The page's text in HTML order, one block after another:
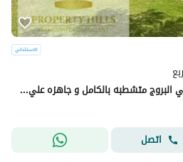
افل سعر توين هاوس 4 غرف في البروج متشطبه بالكامل و جاهزه علي السكن بفيو مفنوح علي اللاند سكيب بالتقسيط
اتصل